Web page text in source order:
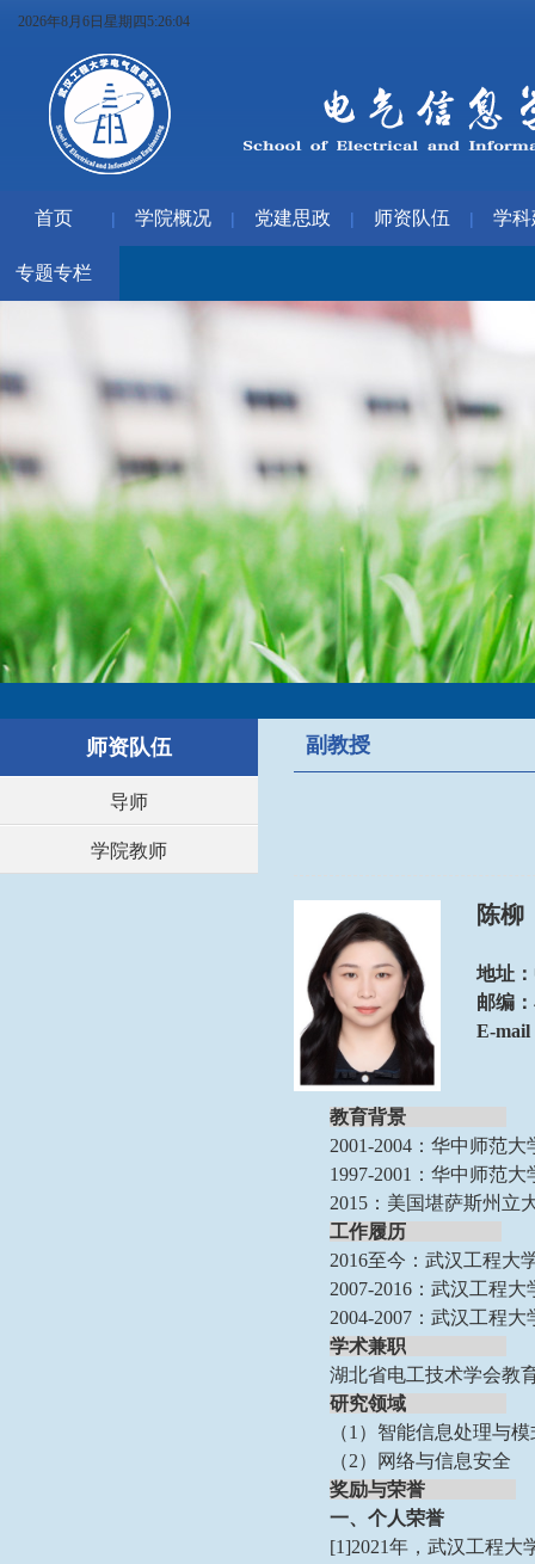
2026年8月6日星期四5:26:05
首页 | 学院概况 | 党建思政 | 师资队伍 | 学
专题专栏
师资队伍
导师
学院教师
副教授
陈柳
地址：
邮编：
E-mail
教育背景
2001-2004：华中师
1997-2001：华中师范
2015：美国堪萨斯州立
工作履历
2016至今：武汉工程大
2007-2016：武汉工程
2004-2007：武汉工程
学术兼职
湖北省电工技术学会教
研究领域
（1）智能信息处理与
（2）网络与信息安全
奖励与荣誉
一、个人荣誉
[1]2021年，武汉工程大